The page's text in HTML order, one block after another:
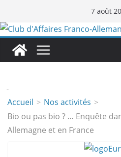
au
contenu
7 août
-
Accueil
Nos activités
Bio ou pas bio ? … Enquête
Allemagne et en France